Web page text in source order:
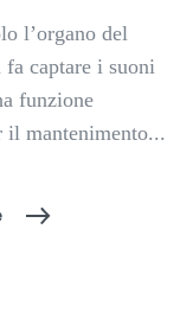
l’organo del
captare i suoni
funzione
il mantenimento...